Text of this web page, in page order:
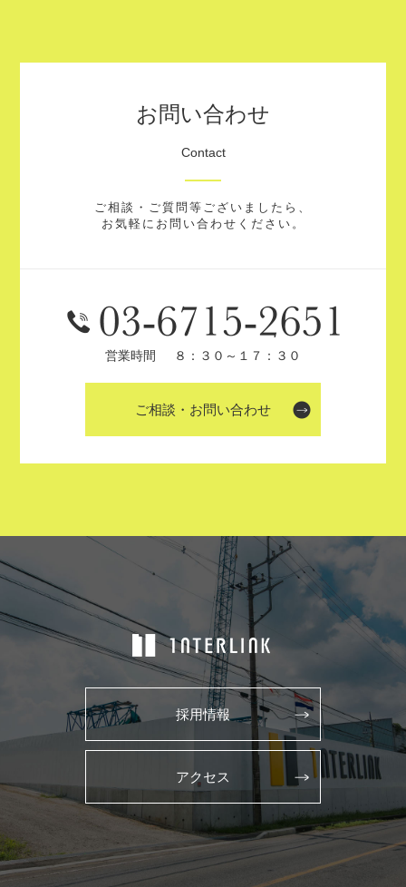
お問い合わせ
Contact
ご相談・ご質問等ございましたら、
お気軽にお問い合わせください。
営業時間 ８：３０～１７：３０
ご相談・お問い合わせ
採用情報
アクセス